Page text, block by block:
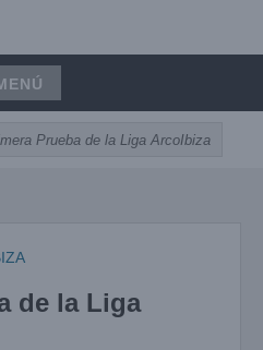
Prueba de la Liga ArcoIbiza
de la Liga